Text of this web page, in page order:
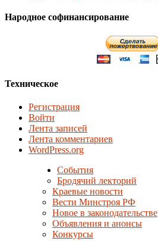
Народное софинансирование
Техническое
Регистрация
Войти
Лента записей
Лента комментариев
WordPress.org
События
Бродячий лекторий
Краевые новости
Вести Минстроя РФ
Новое в законодательстве
Объявления и анонсы
Конкурсы